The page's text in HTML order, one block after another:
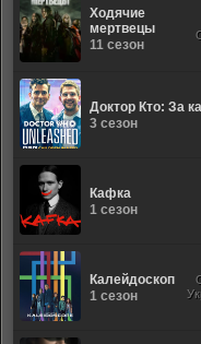
Ходячие
мертвецы
11 сезон
Доктор Кто: За
3 сезон
Кафка
1 сезон
Калейдоскоп
1 сезон